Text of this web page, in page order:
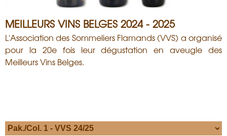
MEILLEURS VINS BELGES 2024 - 2025
L'Association des Sommeliers Flamands (VVS) a organisé
pour la 20e fois leur dégustation en aveugle des
Meilleurs Vins Belges.